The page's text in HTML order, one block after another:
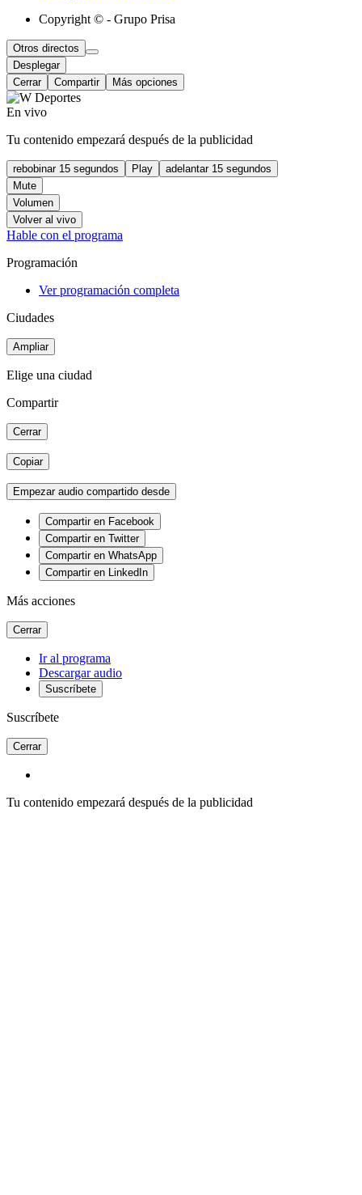
Copyright © - Grupo Prisa
Otros directos
Desplegar
Cerrar
Compartir Más opciones
En vivo
Tu contenido empezará después de la publicidad
rebobinar 15 segundos Play
adelantar 15 segundos
Mute
Volumen
Volver al vivo
Hable con el programa
Programación
Ver programación completa
Ciudades
Ampliar
Elige una ciudad
Compartir
Cerrar
Copiar
Empezar audio compartido desde
Compartir en Facebook
Compartir en Twitter
Compartir en WhatsApp
Compartir en LinkedIn
Más acciones
Cerrar
Ir al programa
Descargar audio
Suscríbete
Suscríbete
Cerrar
Tu contenido empezará después de la publicidad